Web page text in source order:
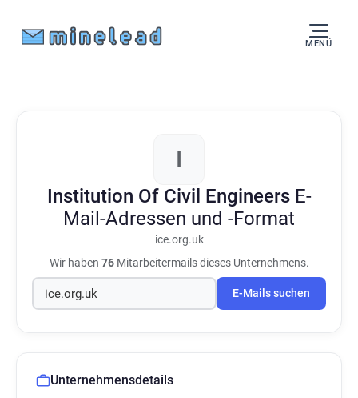
MENÜ
I
Institution Of Civil Engineers E-
Mail-Adressen und -Format
ice.org.uk
Wir haben 76Mitarbeitermails dieses Unternehmens.
E-Mails suchen
Unternehmensdetails